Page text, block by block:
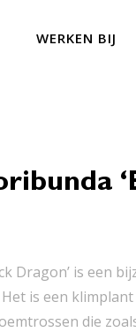
WERKEN BIJ
Dragon’ is een
is een
die